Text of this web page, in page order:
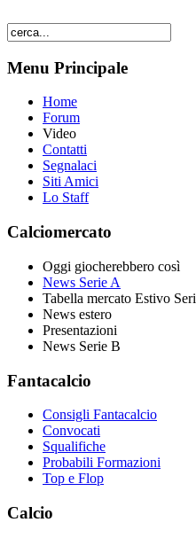
Menu Principale
Home
Forum
Video
Contatti
Segnalaci
Siti Amici
Lo Staff
Calciomercato
Oggi giocherebbero così
News Serie A
Tabella mercato Estivo
News estero
Presentazioni
News Serie B
Fantacalcio
Consigli Fantacalcio
Convocati
Squalifiche
Probabili Formazioni
Top e Flop
Calcio